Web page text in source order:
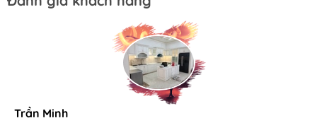
Trần Minh